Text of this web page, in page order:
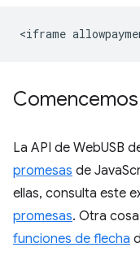
La API de WebUSB
promesas de
ellas, consulta este
promesas. Otra
funciones de flecha